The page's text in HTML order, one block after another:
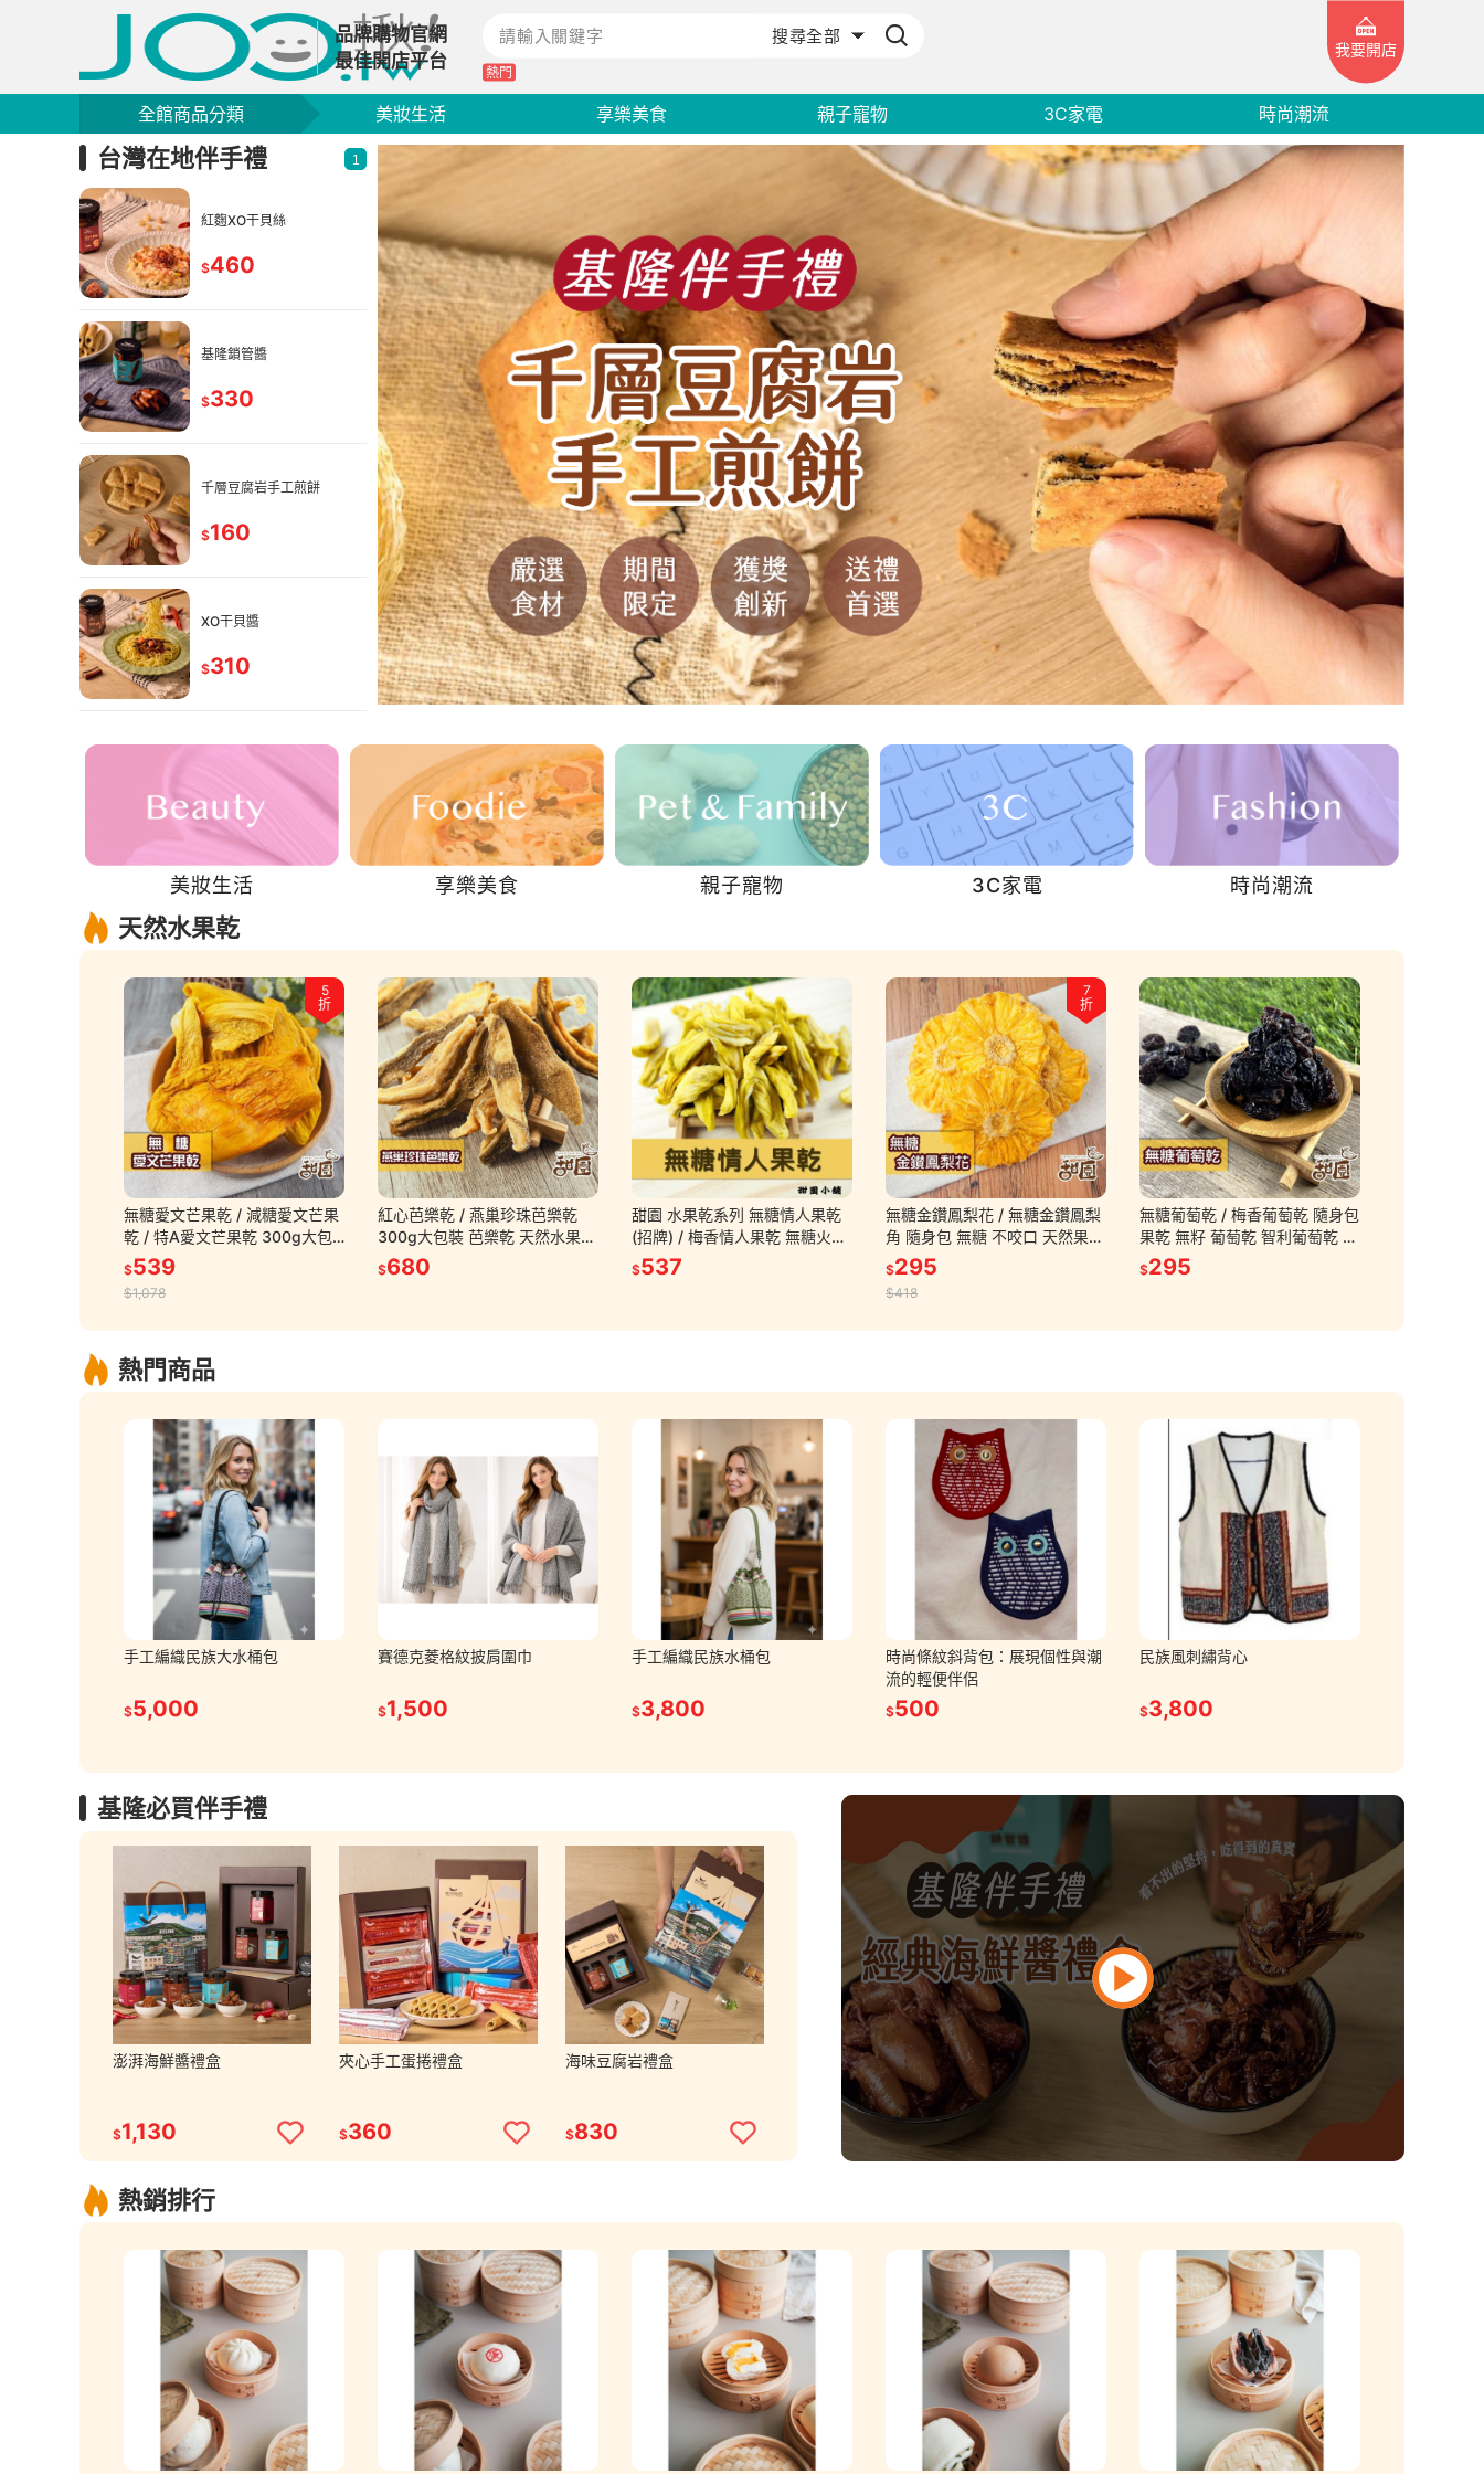
品牌購物官網
最佳開店平台
熱門
我要開店
全館商品分類 美妝生活 享樂美食 親子寵物 3C家電 時尚潮流
台灣在地伴手禮
紅麴XO干貝絲
$460
基隆鎖管醬
$330
千層豆腐岩手工煎餅
$160
XO干貝醬
$310
$460
基隆鎖管醬
330
千層豆腐岩手工煎餅
$160
XO干貝醬
$310
$460
基隆鎖管醬
$330
千層豆腐岩手工煎餅
$160
XO干貝醬
$ 310
1
美妝生活 享樂美食 親子寵物 3C家電 時尚潮流
天然水果乾
5
折
無糖愛文芒果乾 / 減糖愛文芒果
乾 / 特A愛文芒果乾 300g大包
裝 新鮮果乾 愛文芒果 水果乾 果
乾 無糖 【甜園】
$539
$1,078
紅心芭樂乾 / 燕巢珍珠芭樂乾
300g大包裝 芭樂乾 天然水果乾
果乾 水果乾 紅心【甜園小舖】
$680
甜園 水果乾系列 無糖情人果乾
(招牌) / 梅香情人果乾 無糖火龍
果乾
$537
7
折
無糖金鑽鳳梨花 / 無糖金鑽鳳梨
角 隨身包 無糖 不咬口 天然果乾
鳳梨果乾 鳳梨 水果乾 果乾 無糖
果乾【甜園】
$295
$418
無糖葡萄乾 / 梅香葡萄乾 隨身包
果乾 無籽 葡萄乾 智利葡萄乾 梅
香 葡萄 無糖【甜園】
$295
熱門商品
手工編織民族大水桶包
$5,000
賽德克菱格紋披肩圍巾
$1,500
手工編織民族水桶包
$3,800
時尚條紋斜背包：展現個性與潮
流的輕便伴侶
$500
民族風刺繡背心
$3,800
基隆必買伴手禮
澎湃海鮮醬禮盒
$1,130
夾心手工蛋捲禮盒
$360
海味豆腐岩禮盒
$830
熱銷排行